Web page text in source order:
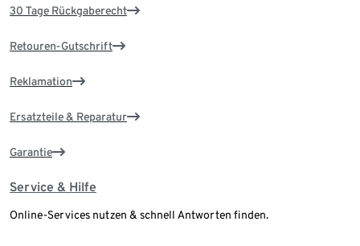
30 Tage Rückgaberecht
Retouren-Gutschrift
Reklamation
Ersatzteile & Reparatur
Garantie
Service & Hilfe
Online-Services nutzen & schnell Antworten finden.